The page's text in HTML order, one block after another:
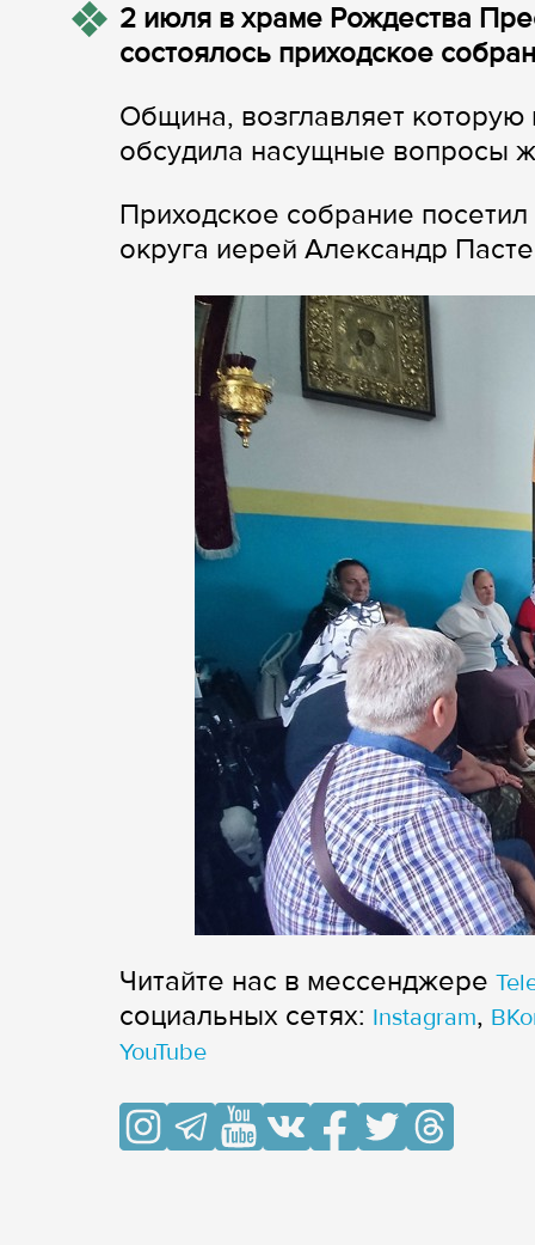
2 июля в храме Рождества
состоялось приходское
Община, возглавляет
обсудила насущные вопросы
Приходское собрание
округа иерей Александр
Читайте нас в мессенджере
cоциальных сетях: Instagram,
YouTube